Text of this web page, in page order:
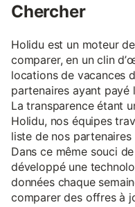
Chercher
Holidu est un moteur
comparer, en un clin
locations de vacances
partenaires ayant payé
La transparence étant
Holidu, nos équipes
liste de nos
Dans ce même souci
développé une
données chaque
comparer des offres à